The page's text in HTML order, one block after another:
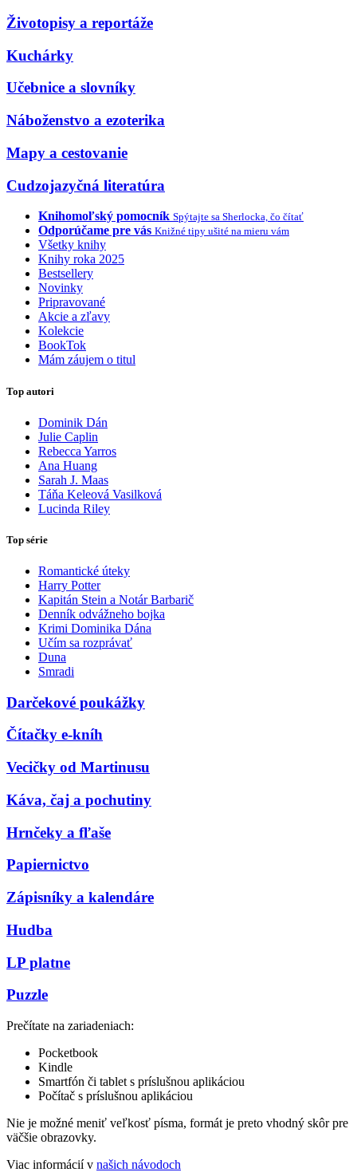
Životopisy a reportáže
Kuchárky
Učebnice a slovníky
Náboženstvo a ezoterika
Mapy a cestovanie
Cudzojazyčná literatúra
Knihomoľský pomocník Spýtajte sa Sherlocka, čo čítať
Odporúčame pre vás Knižné tipy ušité na mieru vám
Všetky knihy
Knihy roka 2025
Bestsellery
Novinky
Pripravované
Akcie a zľavy
Kolekcie
BookTok
Mám záujem o titul
Top autori
Dominik Dán
Julie Caplin
Rebecca Yarros
Ana Huang
Sarah J. Maas
Táňa Keleová Vasilková
Lucinda Riley
Top série
Romantické úteky
Harry Potter
Kapitán Stein a Notár Barbarič
Denník odvážneho bojka
Krimi Dominika Dána
Učím sa rozprávať
Duna
Smradi
Darčekové poukážky
Čítačky e-kníh
Vecičky od Martinusu
Káva, čaj a pochutiny
Hrnčeky a fľaše
Papiernictvo
Zápisníky a kalendáre
Hudba
LP platne
Puzzle
Prečítate na zariadeniach:
Pocketbook
Kindle
Smartfón či tablet s príslušnou aplikáciou
Počítač s príslušnou aplikáciou
Nie je možné meniť veľkosť písma, formát je preto vhodný skôr pre
väčšie obrazovky.
Viac informácií v našich návodoch